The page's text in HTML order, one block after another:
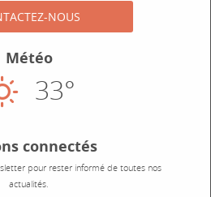
NOUS
Météo
Ensoleillé
33°
connectés
pour rester informé de toutes nos
actualités.